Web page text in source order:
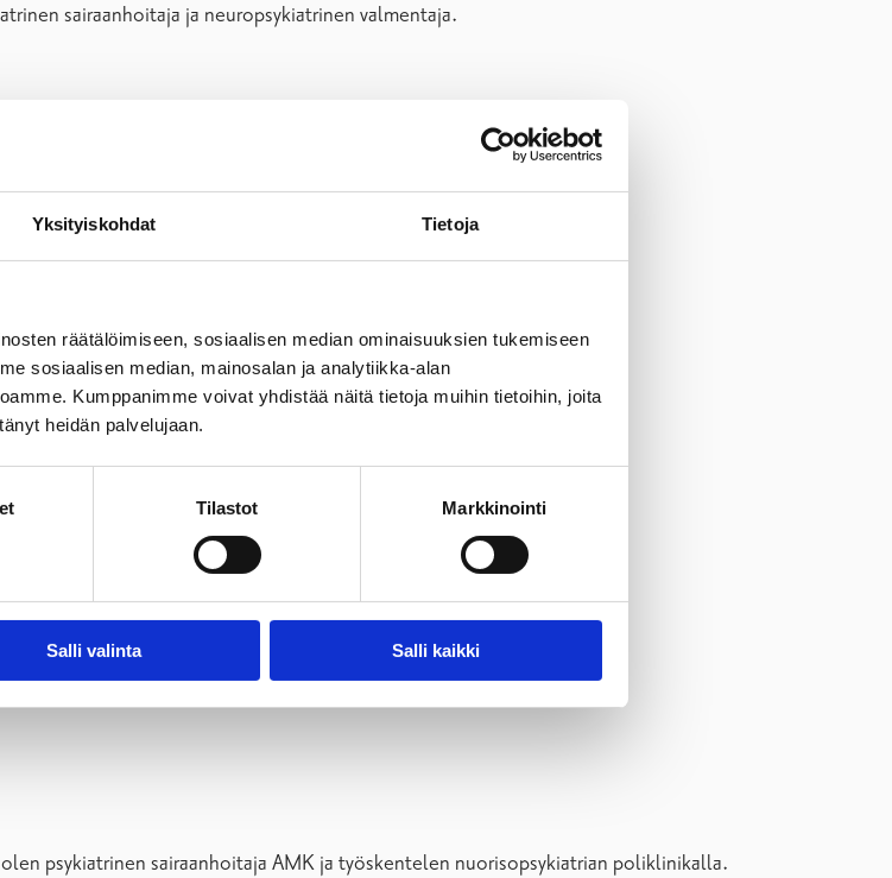
Yksityiskohdat Tietoja
räätälöimiseen, sosiaalisen median ominaisuuksien tukemiseen
sosiaalisen median, mainosalan ja analytiikka-alan
Kumppanimme voivat yhdistää näitä tietoja muihin tietoihin, joita
heidän palvelujaan.
Tilastot Markkinointi
Salli valinta Salli kaikki
sairaanhoitaja ja neuropsykiatrinen valmentaja.
ja ystävien kanssa.
psykiatrinen sairaanhoitaja AMK ja työskentelen nuorisopsykiatrian poliklinikalla.